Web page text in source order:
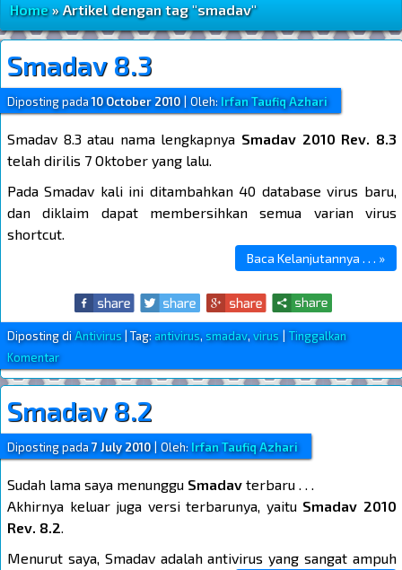
Home» Artikel dengan tag "smadav"
Smadav 8.3
Diposting pada10 October 2010 Oleh:Irfan Taufiq Azhari
Smadav 8.3 atau nama lengkapnya Smadav 2010 Rev. 8.3
telah dirilis 7 Oktober yang lalu.
Pada Smadav kali ini ditambahkan 40 database virus baru,
dan diklaim dapat membersihkan semua varian virus
shortcut.
Baca Kelanjutannya . . . »
Diposting diAntivirus Tag:antivirus,smadav,virus
Tinggalkan
Komentar
Smadav 8.2
Diposting pada7 July 2010 Oleh:Irfan Taufiq Azhari
Sudah lama saya menunggu Smadav terbaru . . .
Akhirnya keluar juga versi terbarunya, yaitu Smadav 2010
Rev. 8.2.
Menurut saya, Smadav adalah antivirus yang sangat ampuh